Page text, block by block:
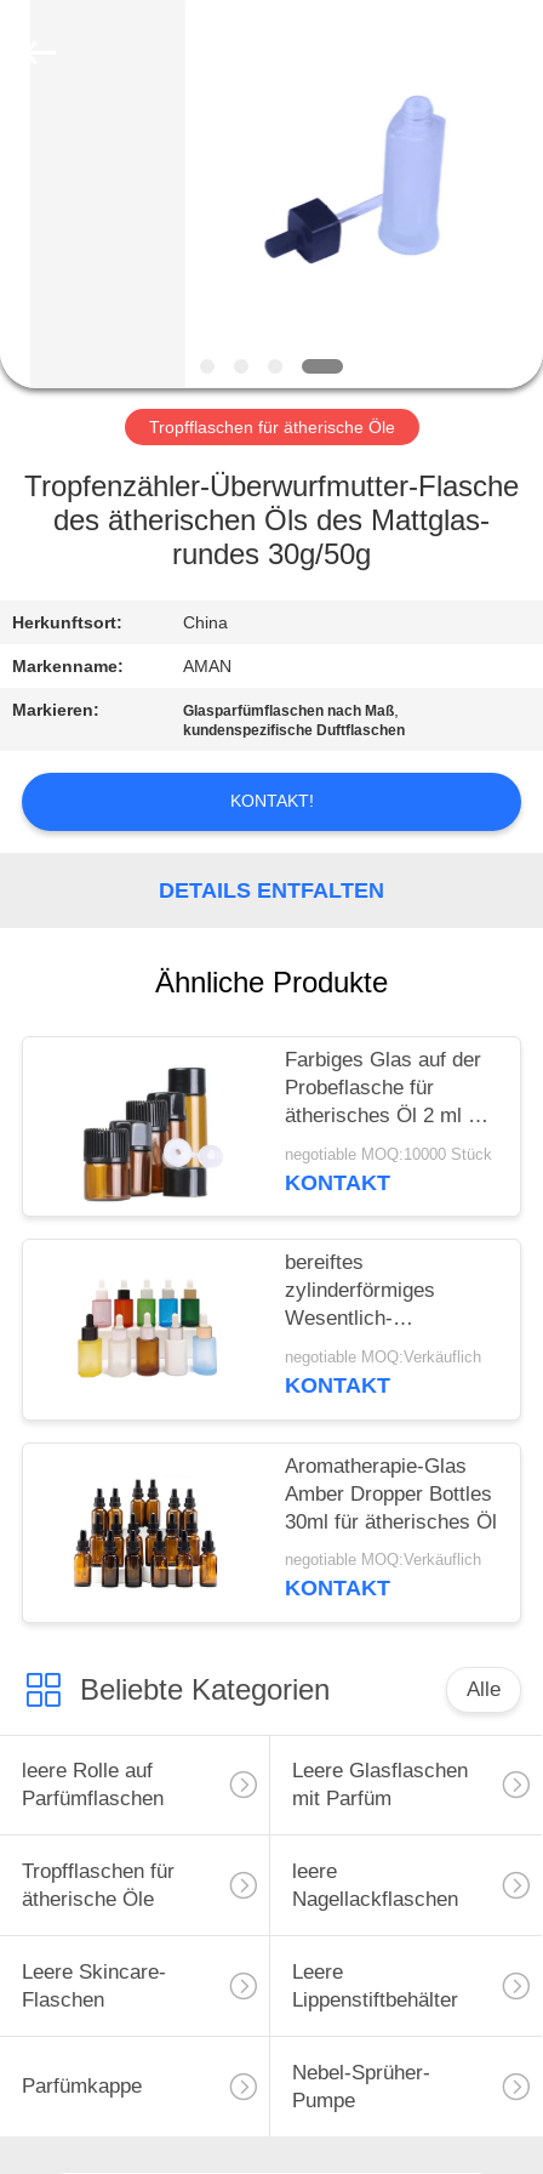
VR-
SHOW
ÜBER
UNS
QUALITÄTSKONTROLLE
MIT
UNS
NACHRICHT
ANGEBOT
ANFORDERN
SITEMAP
PRIVACY
POLICY
Tropfflaschen für ätherische Öle
Tropfenzähler-Überwurfmutter-Flasche
des ätherischen Öls des Mattglas-
rundes 30g/50g
Herkunftsort: China
Markenname: AMAN
Markieren: Glasparfümflaschen nach Maß,
kundenspezifische Duftflaschen
KONTAKT!
DETAILS ENTFALTEN
Ähnliche Produkte
Farbiges Glas auf der
Probeflasche für
ätherisches Öl 2 ml 3
ml 5 ml
negotiable MOQ:10000 Stück
KONTAKT
bereiftes
zylinderförmiges
Wesentlich-
kosmetisches flaches
Schulter-
negotiable MOQ:Verkäuflich
KONTAKT
Aromatherapie-Glas
Amber Dropper Bottles
30ml für ätherisches Öl
negotiable MOQ:Verkäuflich
KONTAKT
Beliebte Kategorien Alle
leere Rolle auf
Parfümflaschen
Leere Glasflaschen
mit Parfüm
Tropfflaschen für
ätherische Öle
leere
Nagellackflaschen
Leere Skincare-
Flaschen
Leere
Lippenstiftbehälter
Parfümkappe
Nebel-Sprüher-
Pumpe